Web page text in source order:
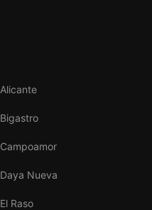
Alicante
Bigastro
Campoamor
Daya Nueva
El Raso